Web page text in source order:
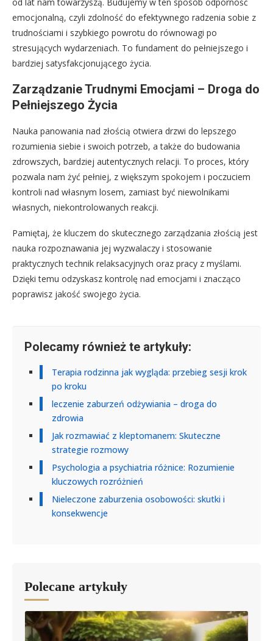
od lat nam towarzyszą. Budujemy w ten sposób odporność
emocjonalną, czyli zdolność do efektywnego radzenia sobie z
trudnościami i szybkiego powrotu do równowagi po
stresujących wydarzeniach. To fundament do pełniejszego i
bardziej satysfakcjonującego życia.
Zarządzanie Trudnymi Emocjami – Droga do
Pełniejszego Życia
Nauka panowania nad złością otwiera drzwi do lepszego
rozumienia siebie i swoich potrzeb, a także do budowania
zdrowszych, bardziej autentycznych relacji. To proces, który
pozwala nam żyć pełniej, z większym spokojem i poczuciem
kontroli nad własnym losem, zamiast być niewolnikami
własnych, niekontrolowanych reakcji.
Pamiętaj, że kluczem do skutecznego zarządzania złością jest
nauka rozpoznawania jej wyzwalaczy i stosowanie
praktycznych technik relaksacyjnych oraz pracy z myślami.
Dzięki temu odzyskasz kontrolę nad emocjami i znacząco
poprawisz jakość swojego życia.
Polecamy również te artykuły:
Terapia rodzinna jak wygląda: przebieg sesji krok
po kroku
leczenie zaburzeń odżywiania – droga do
zdrowia
Jak rozmawiać z kleptomanem: Skuteczne
strategie rozmowy
Psychologia a psychiatria różnice: Rozumienie
kluczowych rozróżnień
Nieleczone zaburzenia osobowości: skutki i
konsekwencje
Polecane artykuły